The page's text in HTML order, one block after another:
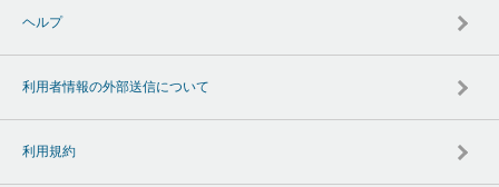
ヘルプ
利用者情報の外部送信について
利用規約